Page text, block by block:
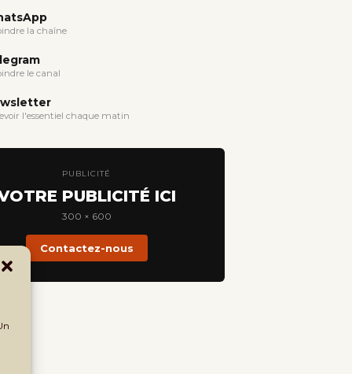
la chaîne
le canal
l'essentiel chaque matin
PUBLICITÉ
PUBLICITÉ ICI
300 × 600
Contactez-nous